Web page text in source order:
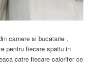
camere si bucatarie ,
pentru fiecare spatiu in
catre fiecare calorifer ce